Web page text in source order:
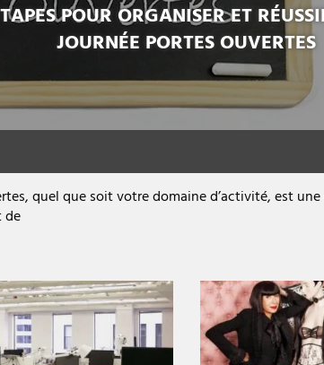
POUR ORGANISER ET
JOURNÉE PORTES OUVERTES
quel que soit votre domaine d’activité, est
de